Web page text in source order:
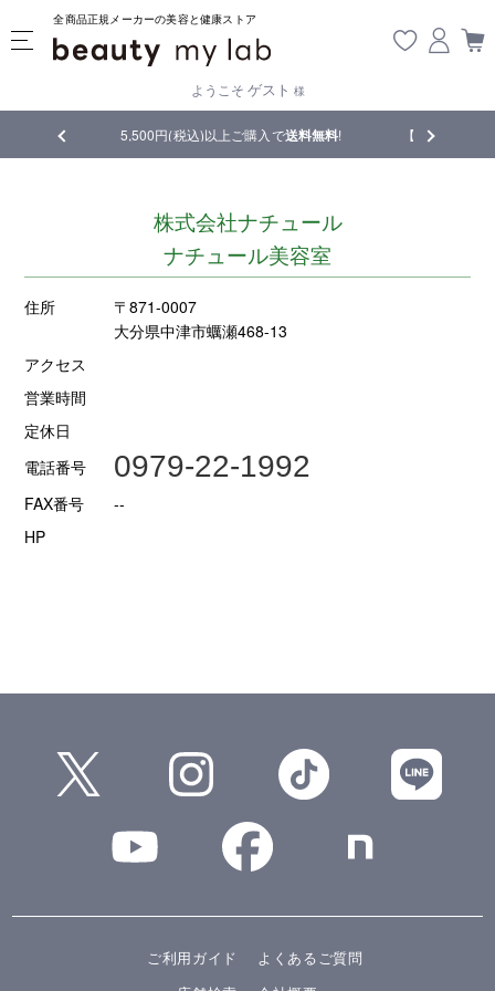
全商品正規メーカーの美容と健康ストア
ようこそ ゲスト 様
5,500円(税込)以上ご購入で送料無料! 【重要】熊本地震の影響に
株式会社ナチュール
ナチュール美容室
住所
〒871-0007
大分県中津市蠣瀬468-13
アクセス
営業時間
定休日
電話番号
0979-22-1992
FAX番号
--
HP
ご利用ガイド
よくあるご質問